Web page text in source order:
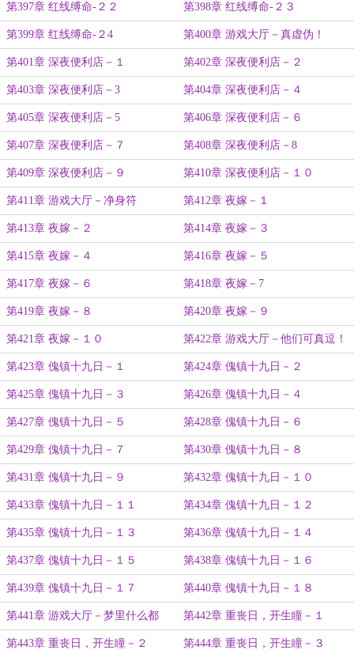
第397章 红线缚命-２２ 第398章 红线缚命-２３
第399章 红线缚命-２4 第400章 游戏大厅－真虚伪！
第401章 深夜便利店－１ 第402章 深夜便利店－２
第403章 深夜便利店－3 第404章 深夜便利店－４
第405章 深夜便利店－5 第406章 深夜便利店－６
第407章 深夜便利店－７ 第408章 深夜便利店－8
第409章 深夜便利店－９ 第410章 深夜便利店－１０
第411章 游戏大厅－净身符 第412章 夜嫁－１
第413章 夜嫁－２ 第414章 夜嫁－３
第415章 夜嫁－４ 第416章 夜嫁－５
第417章 夜嫁－６ 第418章 夜嫁－7
第419章 夜嫁－８ 第420章 夜嫁－９
第421章 夜嫁－１０ 第422章 游戏大厅－他们可真逗！
第423章 傀镇十九日－１ 第424章 傀镇十九日－２
第425章 傀镇十九日－３ 第426章 傀镇十九日－４
第427章 傀镇十九日－５ 第428章 傀镇十九日－６
第429章 傀镇十九日－７ 第430章 傀镇十九日－８
第431章 傀镇十九日－９ 第432章 傀镇十九日－１０
第433章 傀镇十九日－１１ 第434章 傀镇十九日－１２
第435章 傀镇十九日－１３ 第436章 傀镇十九日－１４
第437章 傀镇十九日－１５ 第438章 傀镇十九日－１６
第439章 傀镇十九日－１７ 第440章 傀镇十九日－１８
第441章 游戏大厅－梦里什么都
有！
第442章 重丧日，开生瞳－１
第443章 重丧日，开生瞳－２ 第444章 重丧日，开生瞳－３